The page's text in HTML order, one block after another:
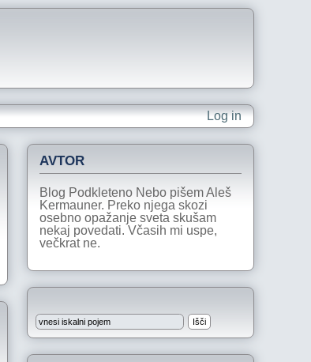
Log in
AVTOR
Blog Podkleteno Nebo pišem Aleš
Kermauner. Preko njega skozi
osebno opažanje sveta skušam
nekaj povedati. Včasih mi uspe,
večkrat ne.